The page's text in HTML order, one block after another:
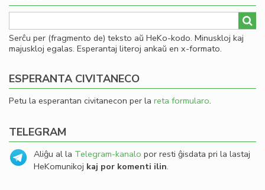
Serĉu per (fragmento de) teksto aŭ HeKo-kodo. Minuskloj kaj
majuskloj egalas. Esperantaj literoj ankaŭ en x-formato.
ESPERANTA CIVITANECO
Petu la esperantan civitanecon per la reta formularo.
TELEGRAM
Aliĝu al la Telegram-kanalo por resti ĝisdata pri la lastaj
HeKomunikoj kaj por komenti ilin.